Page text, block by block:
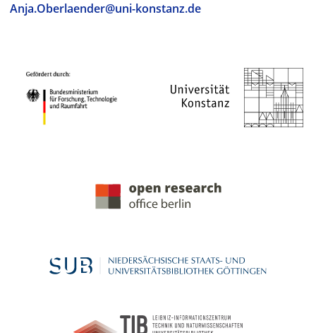
Anja.Oberlaender@uni-konstanz.de